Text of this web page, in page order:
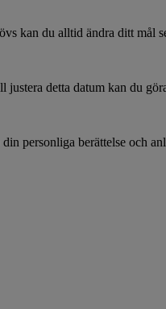
kan du alltid ändra ditt mål
detta datum kan du
personliga berättelse och